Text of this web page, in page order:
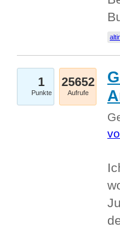
1
Punkte
25652
Aufrufe